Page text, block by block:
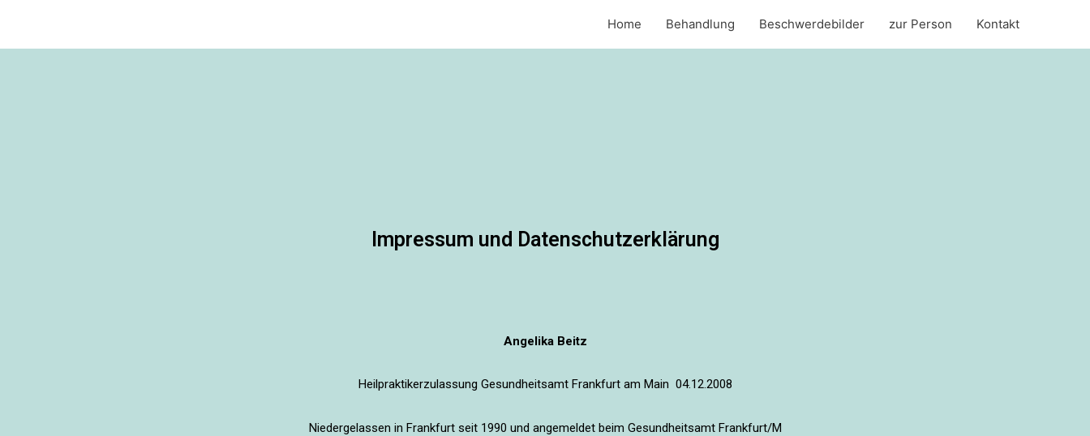
Home Behandlung Beschwerdebilder zur Person Kontakt
Impressum und Datenschutzerklärung
Angelika Beitz
Heilpraktikerzulassung Gesundheitsamt Frankfurt am Main 04.12.2008
Niedergelassen in Frankfurt seit 1990 und angemeldet beim Gesundheitsamt Frankfurt/M